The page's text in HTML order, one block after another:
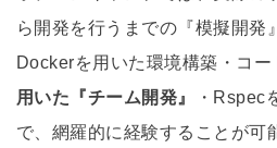
ら開発を行うまでの『模擬開発
Dockerを用いた環境構築・コー
用いた『チーム開発』
・Rspec
で、網羅的に経験することが可